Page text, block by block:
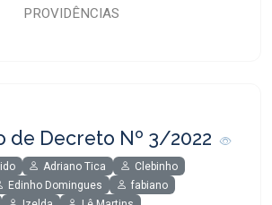
PROVIDÊNCIAS
de Decreto Nº 3/2022
Adriano Tica
Clebinho
Edinho Domingues
fabiano